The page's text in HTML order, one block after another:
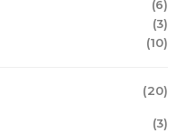
(6)
(3)
(10)
(20)
(3)